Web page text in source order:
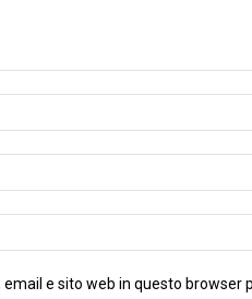
email e sito web in questo browser